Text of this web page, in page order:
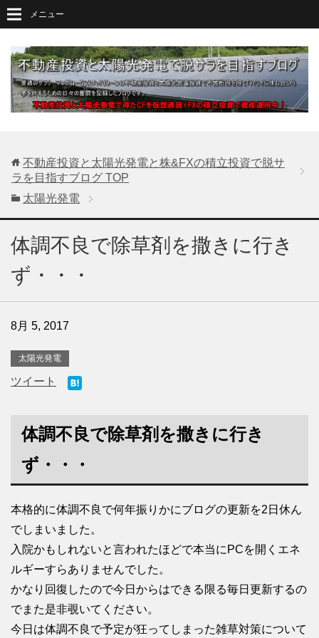
メニュー
不動産投資と太陽光発電と株&FXの積立投資で脱サ
ラを目指すブログ TOP
太陽光発電
体調不良で除草剤を撒きに行き
ず・・・
8月 5, 2017
太陽光発電
ツイート
体調不良で除草剤を撒きに行き
ず・・・
本格的に体調不良で何年振りかにブログの更新を2日休ん
でしまいました。
入院かもしれないと言われたほどで本当にPCを開くエネ
ルギーすらありませんでした。
かなり回復したので今日からはできる限る毎日更新するの
でまた是非覗いてください。
今日は体調不良で予定が狂ってしまった雑草対策について